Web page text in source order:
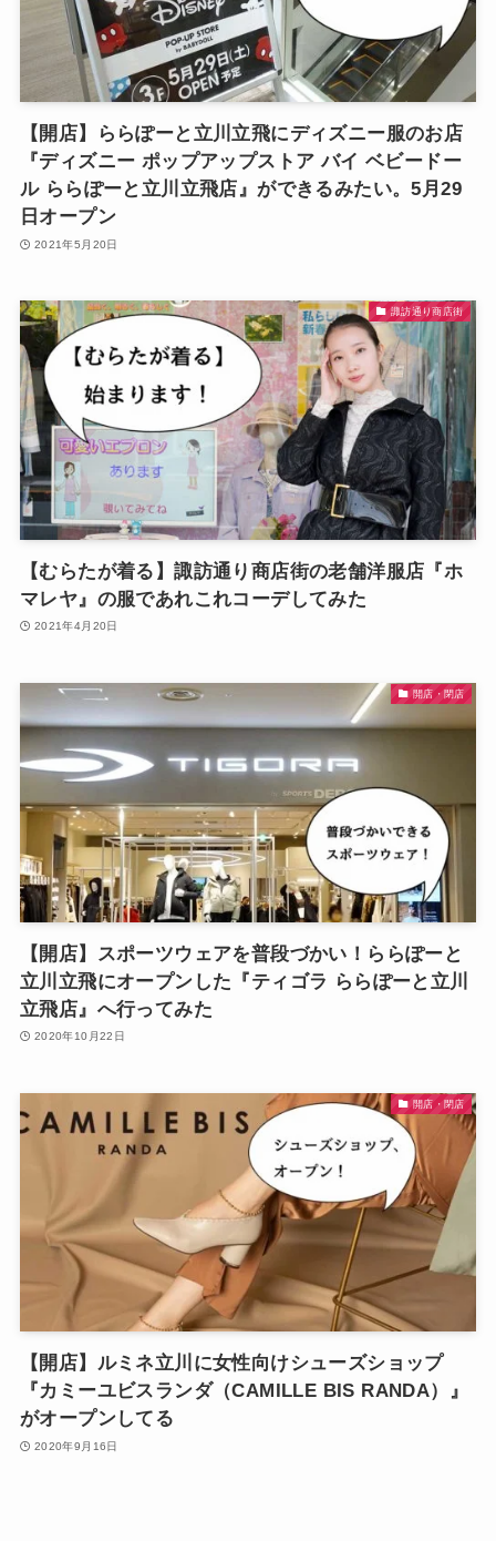
【開店】ららぽーと立川立飛にディズニー服のお店
『ディズニー ポップアップストア バイ ベビードー
ル ららぽーと立川立飛店』ができるみたい。5月29
日オープン
2021年5月20日
諏訪通り商店街
【むらたが着る】諏訪通り商店街の老舗洋服店『ホ
マレヤ』の服であれこれコーデしてみた
2021年4月20日
開店・閉店
【開店】スポーツウェアを普段づかい！ららぽーと
立川立飛にオープンした『ティゴラ ららぽーと立川
立飛店』へ行ってみた
2020年10月22日
開店・閉店
【開店】ルミネ立川に女性向けシューズショップ
『カミーユビスランダ（CAMILLE BIS RANDA）』
がオープンしてる
2020年9月16日